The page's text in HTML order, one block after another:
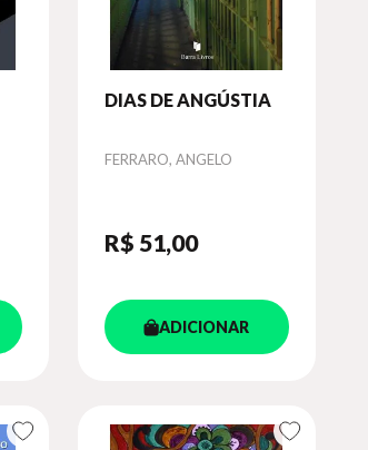
DIAS DE ANGÚSTIA
Autor
FERRARO, ANGELO
R$ 51,00
ADICIONAR